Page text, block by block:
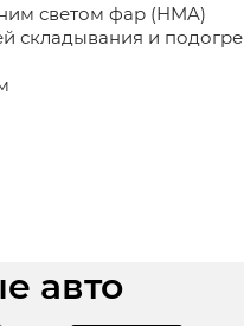
светом фар (HMA)
складывания и
авто